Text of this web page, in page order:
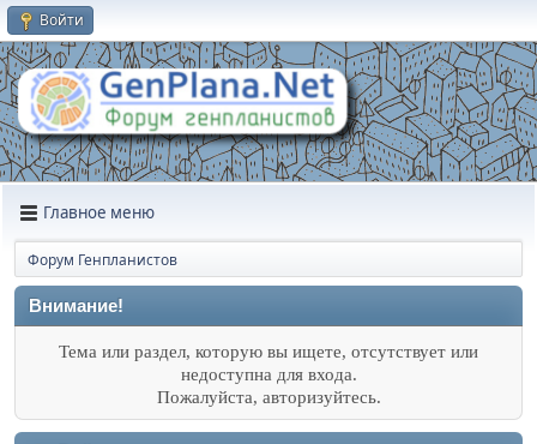
Войти
Главное меню
Форум Генпланистов
Внимание!
Тема или раздел, которую вы ищете, отсутствует или
недоступна для входа.
Пожалуйста, авторизуйтесь.